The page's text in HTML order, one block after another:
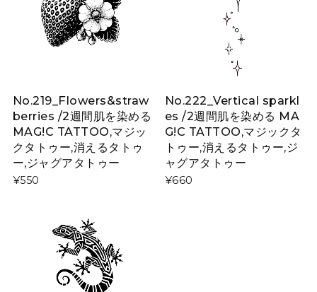
No.219_Flowers&straw
berries /2週間肌を染める
MAG!C TATTOO,マジッ
クタトゥー,消えるタトゥ
ー,ジャグアタトゥー
¥550
No.222_Vertical sparkl
es /2週間肌を染める MA
G!C TATTOO,マジックタ
トゥー,消えるタトゥー,ジ
ャグアタトゥー
¥660